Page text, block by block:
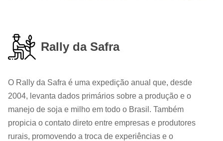
Rally da Safra
O Rally da Safra é uma expedição anual que, desde
2004, levanta dados primários sobre a produção e o
manejo de soja e milho em todo o Brasil. Também
propicia o contato direto entre empresas e produtores
rurais, promovendo a troca de experiências e o